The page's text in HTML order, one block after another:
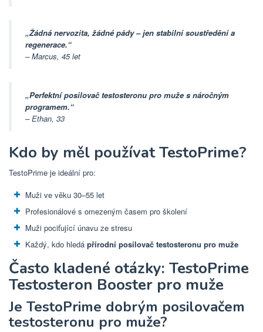
„Žádná nervozita, žádné pády – jen stabilní soustředění a
regenerace.“
–Marcus, 45 let
„Perfektní posilovač testosteronu pro muže s náročným
programem.“
–Ethan, 33
Kdo by měl používat TestoPrime?
TestoPrime je ideální pro:
Muži ve věku 30–55 let
Profesionálové s omezeným časem pro školení
Muži pociťující únavu ze stresu
Každý, kdo hledá přírodní posilovač testosteronu pro muže
Často kladené otázky: TestoPrime
Testosteron Booster pro muže
Je TestoPrime dobrým posilovačem
testosteronu pro muže?